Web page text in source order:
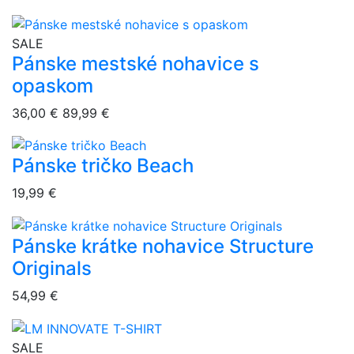
overlay bg
SALE
Pánske mestské nohavice s
opaskom
36,00 € 89,99 €
overlay bg
Pánske tričko Beach
19,99 €
overlay bg
Pánske krátke nohavice Structure
Originals
54,99 €
overlay bg
SALE